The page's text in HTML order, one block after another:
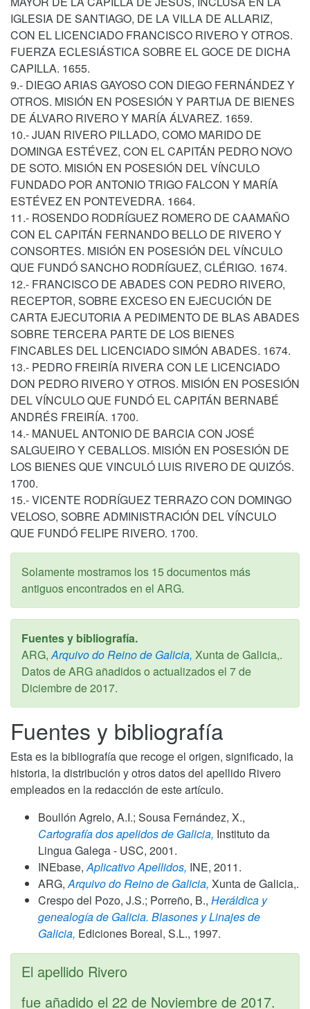
IGLESIA DE SANTIAGO, DE LA VILLA DE ALLARIZ,
CON EL LICENCIADO FRANCISCO RIVERO Y OTROS.
FUERZA ECLESIÁSTICA SOBRE EL GOCE DE DICHA
CAPILLA. 1655.
9.- DIEGO ARIAS GAYOSO CON DIEGO FERNÁNDEZ Y
OTROS. MISIÓN EN POSESIÓN Y PARTIJA DE BIENES
DE ÁLVARO RIVERO Y MARÍA ÁLVAREZ. 1659.
10.- JUAN RIVERO PILLADO, COMO MARIDO DE
DOMINGA ESTÉVEZ, CON EL CAPITÁN PEDRO NOVO
DE SOTO. MISIÓN EN POSESIÓN DEL VÍNCULO
FUNDADO POR ANTONIO TRIGO FALCON Y MARÍA
ESTÉVEZ EN PONTEVEDRA. 1664.
11.- ROSENDO RODRÍGUEZ ROMERO DE CAAMAÑO
CON EL CAPITÁN FERNANDO BELLO DE RIVERO Y
CONSORTES. MISIÓN EN POSESIÓN DEL VÍNCULO
QUE FUNDÓ SANCHO RODRÍGUEZ, CLÉRIGO. 1674.
12.- FRANCISCO DE ABADES CON PEDRO RIVERO,
RECEPTOR, SOBRE EXCESO EN EJECUCIÓN DE
CARTA EJECUTORIA A PEDIMENTO DE BLAS ABADES
SOBRE TERCERA PARTE DE LOS BIENES
FINCABLES DEL LICENCIADO SIMÓN ABADES. 1674.
13.- PEDRO FREIRÍA RIVERA CON LE LICENCIADO
DON PEDRO RIVERO Y OTROS. MISIÓN EN POSESIÓN
DEL VÍNCULO QUE FUNDÓ EL CAPITÁN BERNABÉ
ANDRÉS FREIRÍA. 1700.
14.- MANUEL ANTONIO DE BARCIA CON JOSÉ
SALGUEIRO Y CEBALLOS. MISIÓN EN POSESIÓN DE
LOS BIENES QUE VINCULÓ LUIS RIVERO DE QUIZÓS.
1700.
15.- VICENTE RODRÍGUEZ TERRAZO CON DOMINGO
VELOSO, SOBRE ADMINISTRACIÓN DEL VÍNCULO
QUE FUNDÓ FELIPE RIVERO. 1700.
Solamente mostramos los 15 documentos más
antiguos encontrados en el ARG.
Fuentes y bibliografía.
ARG, Arquivo do Reino de Galicia, Xunta de Galicia,.
Datos de ARG añadidos o actualizados el 7 de
Diciembre de 2017.
Fuentes y bibliografía
Esta es la bibliografía que recoge el origen, significado, la
historia, la distribución y otros datos del apellido Rivero
empleados en la redacción de este artículo.
Boullón Agrelo, A.I.; Sousa Fernández, X.,
Cartografía dos apelidos de Galicia, Instituto da
Lingua Galega - USC, 2001.
INEbase, Aplicativo Apellidos, INE, 2011.
ARG, Arquivo do Reino de Galicia, Xunta de Galicia,.
Crespo del Pozo, J.S.; Porreño, B., Heráldica y
genealogía de Galicia. Blasones y Linajes de
Galicia, Ediciones Boreal, S.L., 1997.
El apellido Rivero
fue añadido el 22 de Noviembre de 2017.